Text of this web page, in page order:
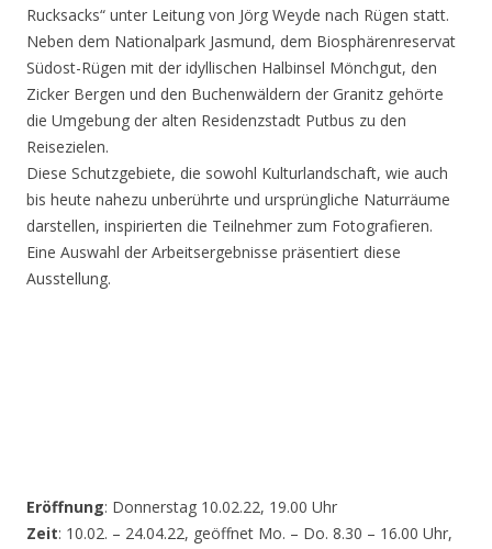
Rucksacks“ unter Leitung von Jörg Weyde nach Rügen statt.
Neben dem Nationalpark Jasmund, dem Biosphärenreservat
Südost-Rügen mit der idyllischen Halbinsel Mönchgut, den
Zicker Bergen und den Buchenwäldern der Granitz gehörte
die Umgebung der alten Residenzstadt Putbus zu den
Reisezielen.
Diese Schutzgebiete, die sowohl Kulturlandschaft, wie auch
bis heute nahezu unberührte und ursprüngliche Naturräume
darstellen, inspirierten die Teilnehmer zum Fotografieren.
Eine Auswahl der Arbeitsergebnisse präsentiert diese
Ausstellung.
Eröffnung: Donnerstag 10.02.22, 19.00 Uhr
Zeit: 10.02. – 24.04.22, geöffnet Mo. – Do. 8.30 – 16.00 Uhr,